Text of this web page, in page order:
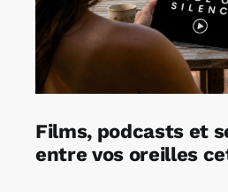
Films, podcasts et
entre vos oreilles